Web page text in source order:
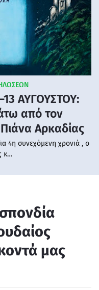
ΑΥΓΟΥΣΤΟΥ:
από τον
Αρκαδίας
4η συνεχόμενη χρονιά , ο
κ…
μας